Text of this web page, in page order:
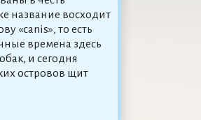
название восходит
«canis», то есть
времена здесь
и сегодня
островов щит